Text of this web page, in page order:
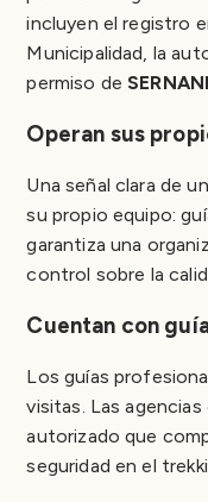
incluyen el registro
Municipalidad, la
permiso de
Operan sus
Una señal clara de
su propio equipo:
garantiza una
control sobre la
Cuentan con
Los guías
visitas. Las
autorizado que
seguridad en el